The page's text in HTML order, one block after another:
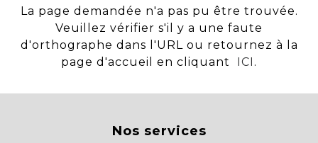
La page demandée n'a pas pu être trouvée.
Veuillez vérifier s'il y a une faute
d'orthographe dans l'URL ou retournez à la
page d'accueil en cliquant
ICI .
Nos services